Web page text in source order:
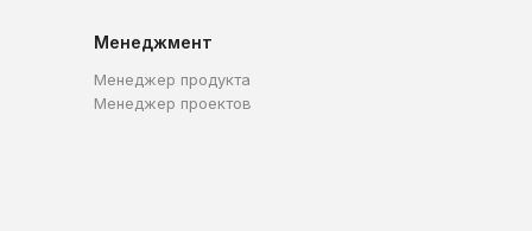
Менеджмент
Менеджер продукта
Менеджер проектов